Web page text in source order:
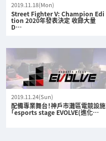
2019.11.18(Mon)
Street Fighter V: Champion Edi
tion 2020年發表決定 收錄大量
D…
2019.11.24(Sun)
配備專業舞台！神戶市灘區電競設施
「esports stage EVOLVE(進化…